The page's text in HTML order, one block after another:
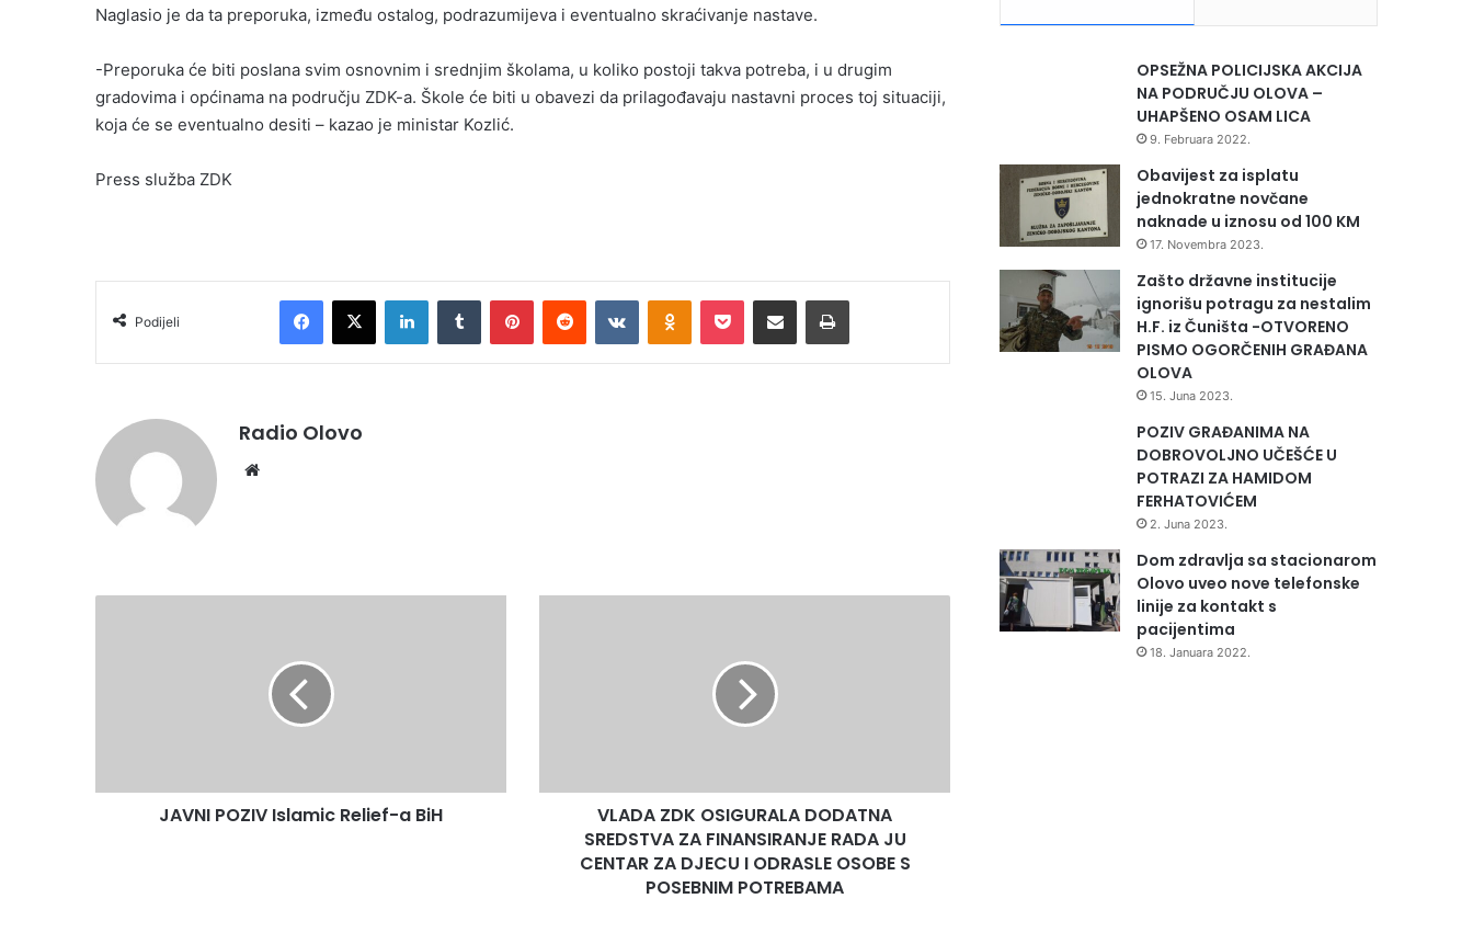
Naglasio je da ta preporuka, između ostalog, podrazumijeva i eventualno skraćivanje nastave.
-Preporuka će biti poslana svim osnovnim i srednjim školama, u koliko postoji takva potreba, i u drugim
gradovima i općinama na području ZDK-a. Škole će biti u obavezi da prilagođavaju nastavni proces toj situaciji,
koja će se eventualno desiti – kazao je ministar Kozlić.
Press služba ZDK
Podijeli
Facebook
X LinkedInTumblr PinterestReddit VKontakteOdnoklassniki
Pocket Podijeli putem Emaila Print
Radio Olovo
JAVNI POZIV Islamic Relief-a BiH
JU
DJECU
VLADA ZDK OSIGURALA DODATNA
SREDSTVA ZA FINANSIRANJE RADA JU
CENTAR ZA DJECU I ODRASLE OSOBE S
POSEBNIM POTREBAMA
OPSEŽNA POLICIJSKA AKCIJA
NA PODRUČJU OLOVA –
UHAPŠENO OSAM LICA
9. Februara 2022.
Obavijest za isplatu
jednokratne novčane
naknade u iznosu od 100 KM
17. Novembra 2023.
Zašto državne institucije
ignorišu potragu za nestalim
H.F. iz Čuništa -OTVORENO
PISMO OGORČENIH GRAĐANA
OLOVA
15. Juna 2023.
POZIV GRAĐANIMA NA
DOBROVOLJNO UČEŠĆE U
POTRAZI ZA HAMIDOM
FERHATOVIĆEM
2. Juna 2023.
Dom zdravlja sa stacionarom
Olovo uveo nove telefonske
linije za kontakt s
pacijentima
18. Januara 2022.